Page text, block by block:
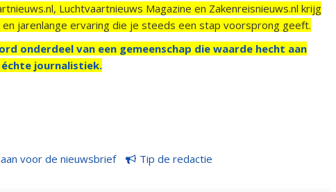
Luchtvaartnieuws Magazine en Zakenreisnieuws.nl krijg
jarenlange ervaring die je steeds een stap voorsprong geeft.
onderdeel van een gemeenschap die waarde hecht aan
journalistiek.
voor de nieuwsbrief Tip de redactie